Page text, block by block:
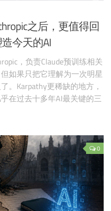
之后，更值得回
今天的AI
，负责Claude预训练相关
如果只把它理解为一次明星
。Karpathy更稀缺的地方，
在过去十多年AI最关键的三
0